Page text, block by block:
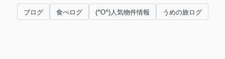
ブログ 食べログ (^O^)人気物件情報 うめの旅ログ